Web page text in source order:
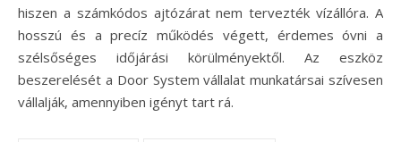
hiszen a számkódos ajtózárat nem tervezték vízállóra. A
hosszú és a precíz működés végett, érdemes óvni a
szélsőséges időjárási körülményektől. Az eszköz
beszerelését a Door System vállalat munkatársai szívesen
vállalják, amennyiben igényt tart rá.